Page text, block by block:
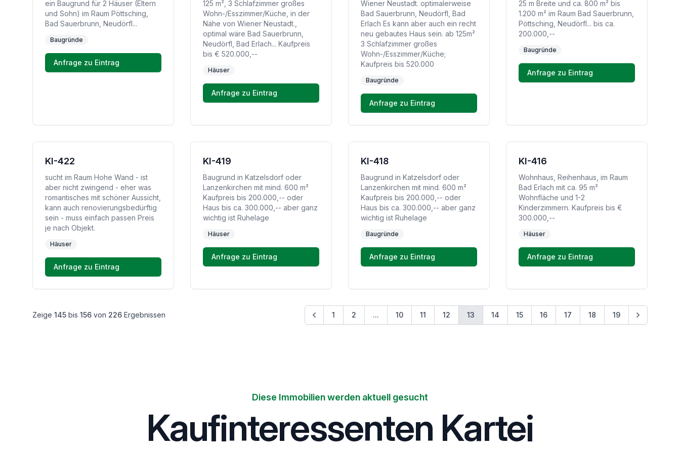
ein Baugrund für 2 Häuser (Eltern
und Sohn) im Raum Pöttsching,
Bad Sauerbrunn, Neudörfl...
Baugründe
Anfrage zu Eintrag
125 m², 3 Schlafzimmer großes
Wohn-/Esszimmer/Küche, in der
Nähe von Wiener Neustadt.,
optimal wäre Bad Sauerbrunn,
Neudörfl, Bad Erlach... Kaufpreis
bis € 520.000,--
Häuser
Anfrage zu Eintrag
Wiener Neustadt. optimalerweise
Bad Sauerbrunn, Neudörfl, Bad
Erlach Es kann aber auch ein recht
neu gebautes Haus sein. ab 125m²
3 Schlafzimmer großes
Wohn-/Esszimmer/Küche;
Kaufpreis bis 520.000
Baugründe
Anfrage zu Eintrag
25 m Breite und ca. 800 m² bis
1.200 m² im Raum Bad Sauerbrunn,
Pöttsching, Neudörfl... bis ca.
200.000,--
Baugründe
Anfrage zu Eintrag
KI-422
sucht im Raum Hohe Wand - ist
aber nicht zwingend - eher was
romantisches mit schöner Aussicht,
kann auch renovierungsbedürftig
sein - muss einfach passen Preis
je nach Objekt.
Häuser
Anfrage zu Eintrag
KI-419
Baugrund in Katzelsdorf oder
Lanzenkirchen mit mind. 600 m²
Kaufpreis bis 200.000,-- oder
Haus bis ca. 300.000,-- aber ganz
wichtig ist Ruhelage
Häuser
Anfrage zu Eintrag
KI-418
Baugrund in Katzelsdorf oder
Lanzenkirchen mit mind. 600 m²
Kaufpreis bis 200.000,-- oder
Haus bis ca. 300.000,-- aber ganz
wichtig ist Ruhelage
Baugründe
Anfrage zu Eintrag
KI-416
Wohnhaus, Reihenhaus, im Raum
Bad Erlach mit ca. 95 m²
Wohnfläche und 1-2
Kinderzimmern. Kaufpreis bis €
300.000,--
Häuser
Anfrage zu Eintrag
Zeige 145 bis 156 von 226 Ergebnissen 1 2 ... 10 11 12 13 14 15 16 17 18 19
Diese Immobilien werden aktuell gesucht
Kaufinteressenten Kartei